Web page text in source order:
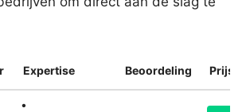
Expertise Beoordeling
•